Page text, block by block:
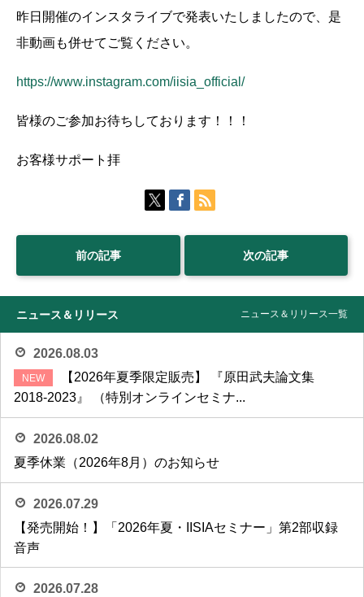
昨日開催のインスタライブで発表いたしましたので、是
非動画も併せてご覧ください。
https://www.instagram.com/iisia_official/
皆様のご参加お待ちしております！！！
お客様サポート拝
前の記事 次の記事
ニュース＆リリース ニュース＆リリース一覧
2026.08.03
【2026年夏季限定販売】 『原田武夫論文集
2018-2023』 （特別オンラインセミナ...
2026.08.02
夏季休業（2026年8月）のお知らせ
2026.07.29
【発売開始！】「2026年夏・IISIAセミナー」第2部収録
音声
2026.07.28